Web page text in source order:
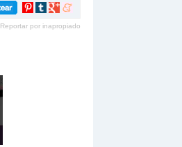
Compartir
Pinterest
Compartir
tumblr
Compartir
Google+
Compartir
meneame
Reportar por inapropiado